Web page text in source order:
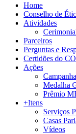
Home
Conselho de
Atividades
Parceiros
Perguntas e
Certidões do
Ações
Medalha
Prêmio
+Itens
Serviços
Casas
Vídeos